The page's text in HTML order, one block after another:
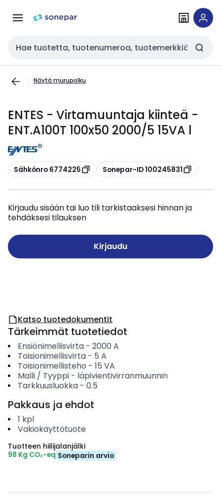
navigointiinsisältöön
Haku
Näytä murupolku
ENTES - Virtamuuntaja kiinteä -
ENT.A100T 100x50 2000/5 15VA l
Kopioi
Sähkönro 6774225 Kopioi
Sonepar-ID 100245831
Kirjaudu sisään tai luo tili tarkistaaksesi hinnan ja
tehdäksesi tilauksen
Kirjaudu
Katso tuotedokumentit
Tärkeimmät tuotetiedot
Ensiönimellisvirta- 2000 A
Toisionimellisvirta- 5 A
Toisionimellisteho - 15 VA
Malli / Tyyppi- läpivientivirranmuunnin
Tarkkuusluokka- 0.5
Pakkaus ja ehdot
1 kpl
Vakiokäyttötuote
Tuotteen hiilijalanjälki
98 Kg CO₂-eq Soneparin arvio